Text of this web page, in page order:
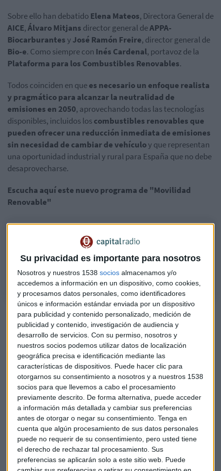
Su privacidad es importante para nosotros
Nosotros y nuestros 1538 socios almacenamos y/o
accedemos a información en un dispositivo, como cookies,
y procesamos datos personales, como identificadores
únicos e información estándar enviada por un dispositivo
para publicidad y contenido personalizado, medición de
publicidad y contenido, investigación de audiencia y
desarrollo de servicios. Con su permiso, nosotros y
nuestros socios podemos utilizar datos de localización
geográfica precisa e identificación mediante las
características de dispositivos. Puede hacer clic para
otorgarnos su consentimiento a nosotros y a nuestros 1538
socios para que llevemos a cabo el procesamiento
previamente descrito. De forma alternativa, puede acceder
a información más detallada y cambiar sus preferencias
antes de otorgar o negar su consentimiento. Tenga en
cuenta que algún procesamiento de sus datos personales
puede no requerir de su consentimiento, pero usted tiene
el derecho de rechazar tal procesamiento. Sus
preferencias se aplicarán solo a este sitio web. Puede
Sobre ello han debatido Elena Mateos, Directora General de
AICE,Álvaro Mitjans director general deAPPA-
BiocarburantesyJosé Ramón Freire, director general de
Bio-e. Como siempre con Inés Cardenal, portavoz de la
Plataforma para los Combustibles Renovables.
Todos coinciden en quees necesario un enfoque realista
y pragmático para alcanzar la neutralidad de
emisiones en 2050, aprovechando todas las tecnologías
disponibles, incluidos loscombustibles renovables que
pueden ofrecer una reducción inmediata de emisiones
sin necesidad de cambiar de vehículoy que representan
una oportunidad industrial y rural para España que no debe
desaprovecharse.
Escucha aquí este nuevo programa de "Movilidad
Renovable"
Nuevo programa de Movilidad Renovable con Elena Mateos, Directora
General de AICE, Álvaro Mitjans director general de APPA-
Un cambio en la perspectiva europea
Elena Mateos, directora general de AICE, destacó que
"los combustibles líquidos representan más del 54% de toda
la energía que se consume en España" y que para alcanzar
la neutralidad de emisiones es fundamental desarrollar
alternativas renovables para este sector.
"Tenemos la industria, que además es la más competitiva y
flexible de Europa, y tenemos toda la materia prima
sostenible, principalmente residuos, para producirlos aquí",
afirmó Mateos.
José Ramón Freire, director general de Bio-e, enfatizó la